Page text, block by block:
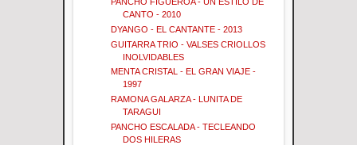
CANTO - 2010
DYANGO - EL CANTANTE - 2013
GUITARRA TRIO - VALSES CRIOLLOS
INOLVIDABLES
MENTA CRISTAL - EL GRAN VIAJE -
1997
RAMONA GALARZA - LUNITA DE
TARAGUI
PANCHO ESCALADA - TECLEANDO
DOS HILERAS